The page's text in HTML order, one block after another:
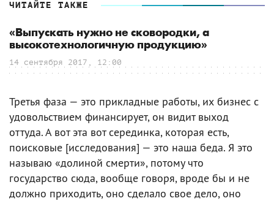
ЧИТАЙТЕ ТАКЖЕ
«Выпускать нужно не сковородки, а
высокотехнологичную продукцию»
14 сентября 2017, 12:00
Третья фаза — это прикладные работы, их бизнес с
удовольствием финансирует, он видит выход
оттуда. А вот эта вот серединка, которая есть,
поисковые [исследования] — это наша беда. Я это
называю «долиной смерти», потому что
государство сюда, вообще говоря, вроде бы и не
должно приходить, оно сделало свое дело, оно